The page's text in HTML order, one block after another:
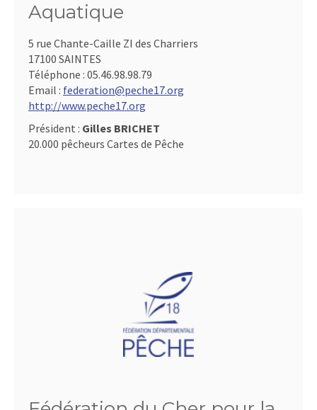
Aquatique
5 rue Chante-Caille ZI des Charriers
17100 SAINTES
Téléphone : 05.46.98.98.79
Email : federation@peche17.org
http://www.peche17.org
Président : Gilles BRICHET
20.000 pêcheurs Cartes de Pêche